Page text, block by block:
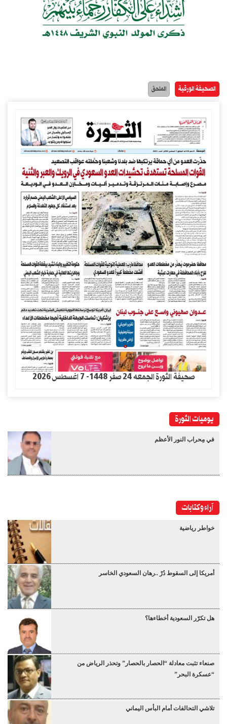
الصحيفة الورقية الملحق
صحيفة الثورة الجمعه 24 صفر 1448- 7 اغسطس 2026
يوميات الثورة
في مِحراب النور الأعظم
آراء وكتابات
خواطر رياضية
أمريكا إلى السقوط دُرْ ..رهان السعودي الخاسر
هل تكرّر السعودية أخطاءها؟
صنعاء تثبت معادلة “الحصار بالحصار” وتحذر الرياض من
“عسكرة البحر”
تلاشي التحالفات أمام البأس اليماني